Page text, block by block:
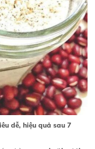
dễ, hiệu quả sau 7